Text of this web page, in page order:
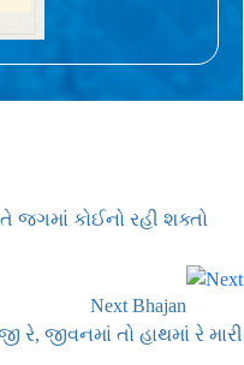
જગમાં કોઈનો રહી શક્તો
Next Bhajan
રે, જીવનમાં તો હાથમાં રે મારી